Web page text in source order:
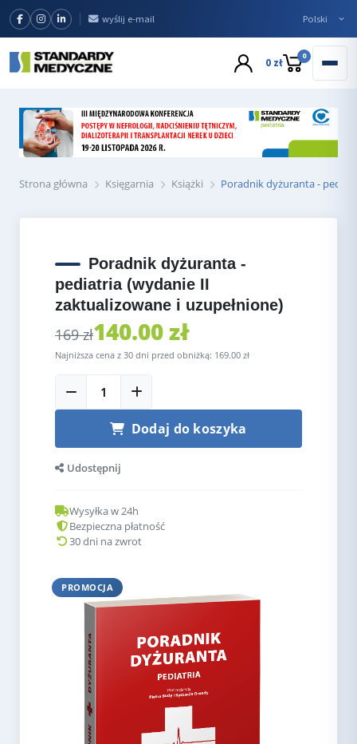
wyślij e-mail
0 zł 0
Strona główna Księgarnia Książki Poradnik dyżuranta -
Poradnik dyżuranta -
pediatria (wydanie II
zaktualizowane i uzupełnione)
169 zł140.00 zł
Najniższa cena z 30 dni przed obniżką: 169.00 zł
Dodaj do koszyka
Udostępnij
Wysyłka w 24h
Bezpieczna płatność
30 dni na zwrot
PROMOCJA